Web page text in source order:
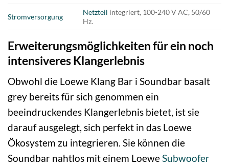
Stromversorgung
Netzteil integriert, 100-240 V AC, 50/60
Hz.
Erweiterungsmöglichkeiten für ein noch
intensiveres Klangerlebnis
Obwohl die Loewe Klang Bar i Soundbar basalt
grey bereits für sich genommen ein
beeindruckendes Klangerlebnis bietet, ist sie
darauf ausgelegt, sich perfekt in das Loewe
Ökosystem zu integrieren. Sie können die
Soundbar nahtlos mit einem LoeweSubwoofer